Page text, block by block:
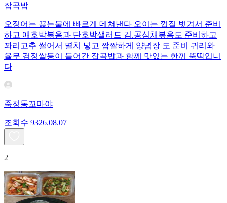
잡곡밥
오징어는 끓는물에 빠르게 데쳐낸다 오이는 껍질 벗겨서 준비
하고 애호박볶음과 단호박샐러드 김.공심채볶음도 준비하고
꽈리고추 썰어서 멸치 넣고 짭짤하게 양념장 도 준비 귀리와
율무 검정쌀등이 들어간 잡곡밥과 함께 맛있는 한끼 뚝딱입니
다
죽정동꼬마야
조회수 9326.08.07
2